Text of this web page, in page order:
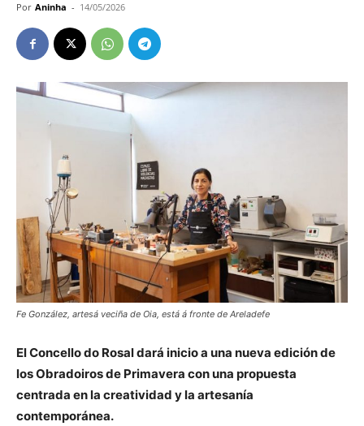
Por Aninha - 14/05/2026
Fe González, artesá veciña de Oia, está á fronte de Areladefe
El Concello do Rosal dará inicio a una nueva edición de
los Obradoiros de Primavera con una propuesta
centrada en la creatividad y la artesanía
contemporánea.